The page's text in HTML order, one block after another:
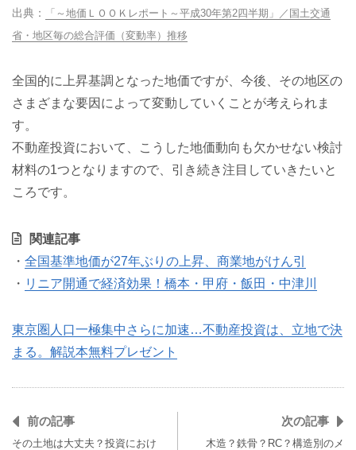
「～地価ＬＯＯＫレポート～平成30年第2四半期」／国土交通
省・地区毎の総合評価（変動率）推移
全国的に上昇基調となった地価ですが、今後、その地区の
さまざまな要因によって変動していくことが考えられま
す。
不動産投資において、こうした地価動向も欠かせない検討
材料の1つとなりますので、引き続き注目していきたいと
ころです。
関連記事
・ 全国基準地価が27年ぶりの上昇、商業地がけん引
・ リニア開通で経済効果！橋本・甲府・飯田・中津川
東京圏人口一極集中さらに加速…不動産投資は、立地で決
まる。解説本無料プレゼント
前の記事
その土地は大丈夫？投資におけ
次の記事
木造？鉄骨？RC？構造別のメ